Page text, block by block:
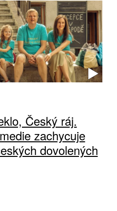
Český ráj.
zachycuje
dovolených